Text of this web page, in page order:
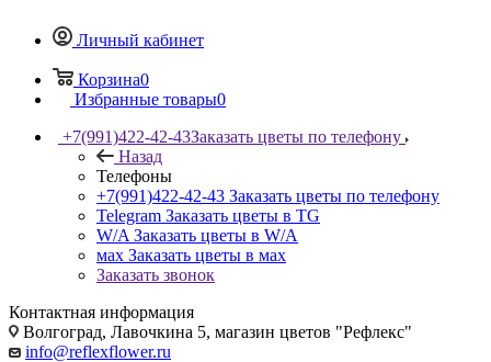
Личный кабинет
Корзина0
Избранные товары0
+7(991)422-42-43Заказать цветы по телефону
Назад
Телефоны
+7(991)422-42-43 Заказать цветы по телефону
Telegram Заказать цветы в TG
W/A Заказать цветы в W/A
мах Заказать цветы в мах
Заказать звонок
Контактная информация
Волгоград, Лавочкина 5, магазин цветов "Рефлекс"
info@reflexflower.ru